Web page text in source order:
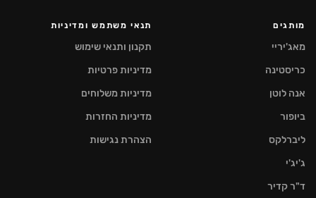
מותגים
מאג'יריי
כריסטינה
אנה לוטן
ביופור
ליברלקס
ג'יג'י
ד"ר קדיר
תנאי משתמש ומדיניות
תקנון ותנאי שימוש
מדיניות פרטיות
מדיניות משלוחים
מדיניות החזרות
הצהרת נגישות